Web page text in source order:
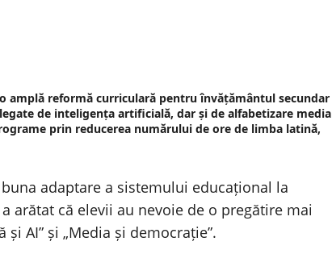
amplă reformă curriculară pentru învățământul secundar
de inteligența artificială, dar și de alfabetizare media
prin reducerea numărului de ore de limba latină,
adaptare a sistemului educațional la
arătat că elevii au nevoie de o pregătire mai
AI” și „Media și democrație”.